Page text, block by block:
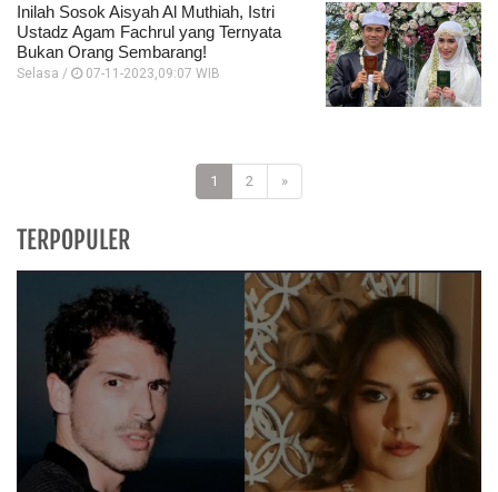
Inilah Sosok Aisyah Al Muthiah, Istri
Ustadz Agam Fachrul yang Ternyata
Bukan Orang Sembarang!
Selasa / 07-11-2023,09:07 WIB
1 2 »
TERPOPULER